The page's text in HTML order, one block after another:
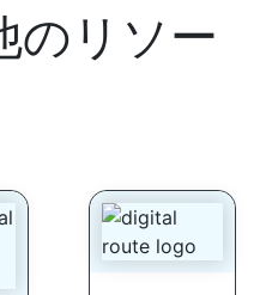
のリソー